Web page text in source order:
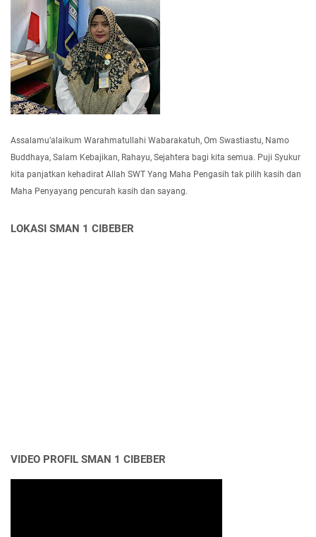
Assalamu’alaikum Warahmatullahi Wabarakatuh, Om Swastiastu, Namo
Buddhaya, Salam Kebajikan, Rahayu, Sejahtera bagi kita semua. Puji Syukur
kita panjatkan kehadirat Allah SWT Yang Maha Pengasih tak pilih kasih dan
Maha Penyayang pencurah kasih dan sayang.
LOKASI SMAN 1 CIBEBER
VIDEO PROFIL SMAN 1 CIBEBER